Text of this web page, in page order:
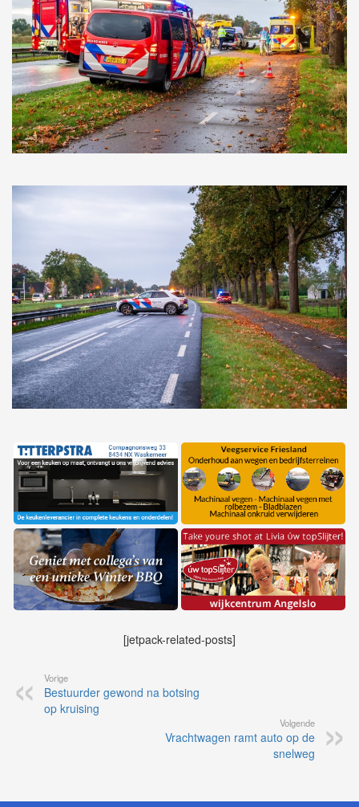
[jetpack-related-posts]
Vorige
Bestuurder gewond na botsing
op kruising
Volgende
Vrachtwagen ramt auto op de
snelweg